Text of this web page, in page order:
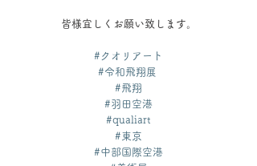
皆様宜しくお願い致します。
#クオリアート
#令和飛翔展
#飛翔
#羽田空港
#qualiart
#東京
#中部国際空港